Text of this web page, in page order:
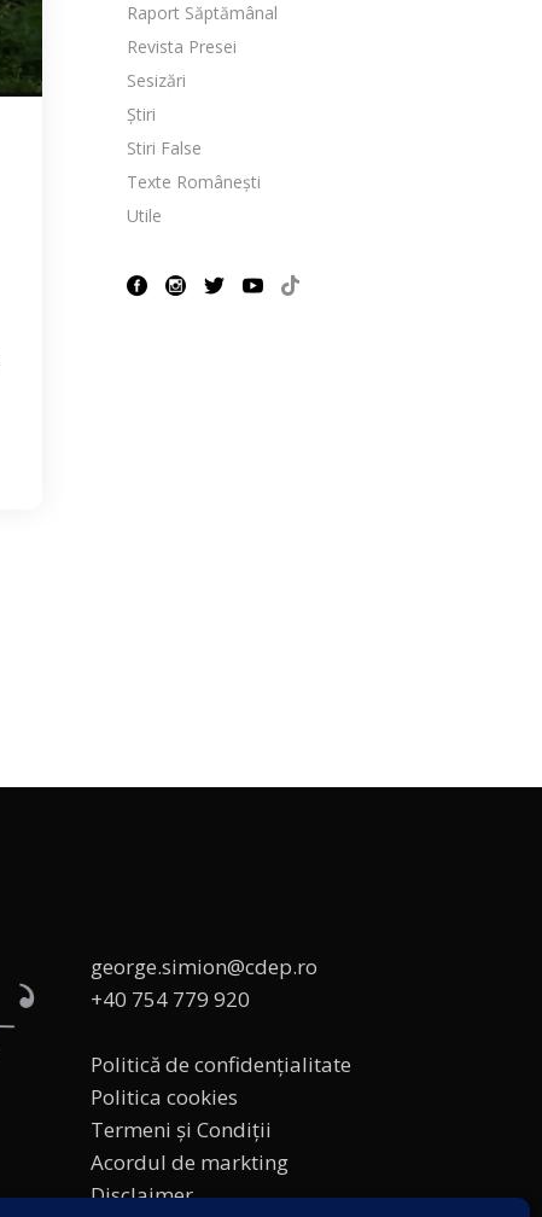
Raport Săptămânal
Revista Presei
Sesizări
Știri
Stiri False
Texte Românești
Utile
george.simion@cdep.ro
+40 754 779 920
Politică de confidențialitate
Politica cookies
Termeni și Condiții
Acordul de markting
Disclaimer